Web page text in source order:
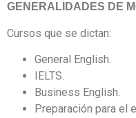
GENERALIDADES DE
Cursos que se dictan:
General English.
IELTS.
Business English.
Preparación para el